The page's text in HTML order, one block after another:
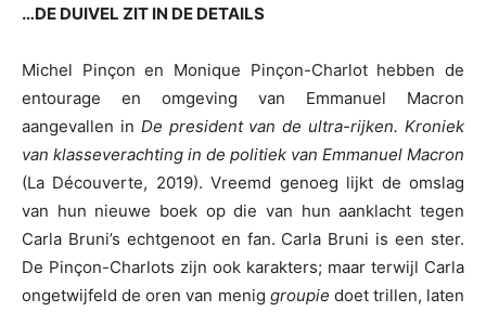
…DE DUIVEL ZIT IN DE DETAILS
Michel Pinçon en Monique Pinçon-Charlot hebben de
entourage en omgeving van Emmanuel Macron
aangevallen in De president van de ultra-rijken. Kroniek
van klasseverachting in de politiek van Emmanuel Macron
(La Découverte, 2019). Vreemd genoeg lijkt de omslag
van hun nieuwe boek op die van hun aanklacht tegen
Carla Bruni’s echtgenoot en fan. Carla Bruni is een ster.
De Pinçon-Charlots zijn ook karakters; maar terwijl Carla
ongetwijfeld de oren van menig groupie doet trillen, laten